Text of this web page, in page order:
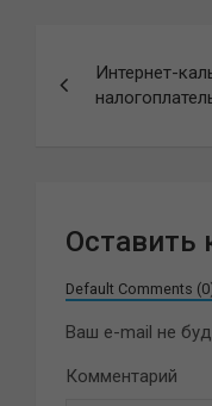
по
Интернет-
Оставить
Default Comments
Ваш e-mail не
Комментарий